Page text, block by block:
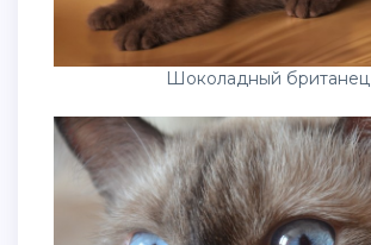
Шоколадный британец